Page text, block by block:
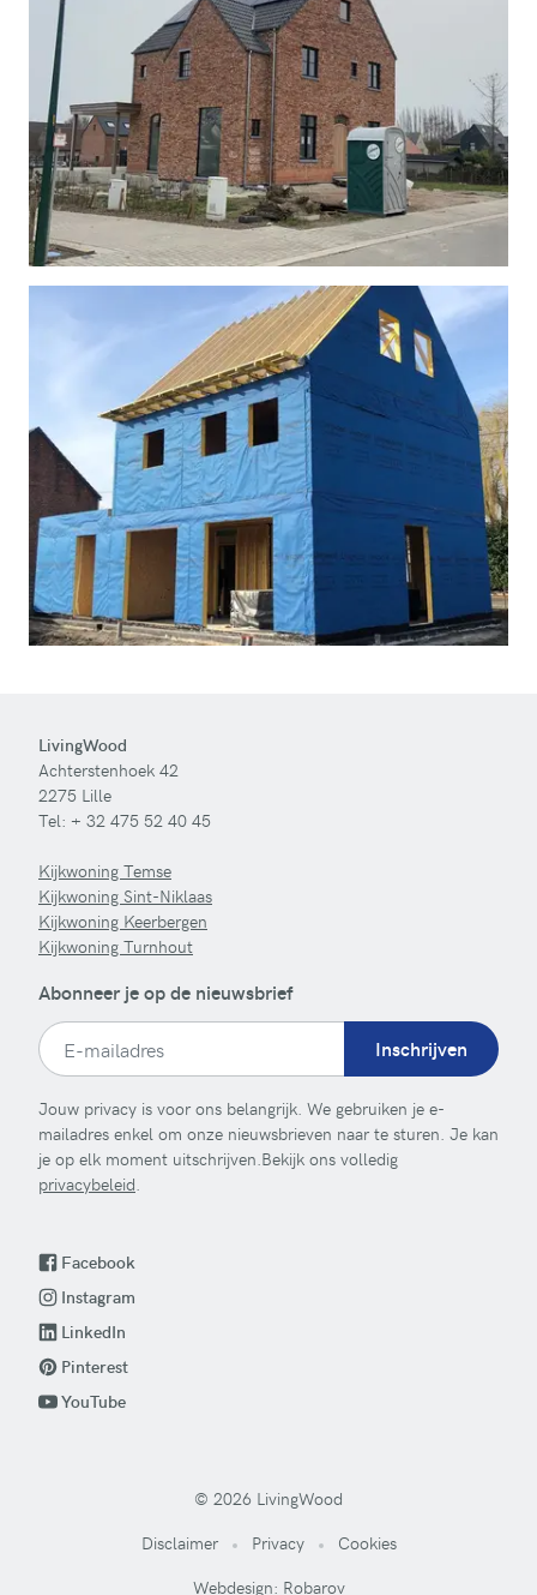
LivingWood
Achterstenhoek 42
2275 Lille
Tel: + 32 475 52 40 45
Kijkwoning Temse
Kijkwoning Sint-Niklaas
Kijkwoning Keerbergen
Kijkwoning Turnhout
Abonneer je op de nieuwsbrief
Inschrijven
Jouw privacy is voor ons belangrijk. We gebruiken je e-
mailadres enkel om onze nieuwsbrieven naar te sturen. Je kan
je op elk moment uitschrijven.Bekijk ons volledig
privacybeleid.
Facebook
Instagram
LinkedIn
Pinterest
YouTube
© 2026 LivingWood
Disclaimer
Privacy
Cookies
Webdesign: Robarov